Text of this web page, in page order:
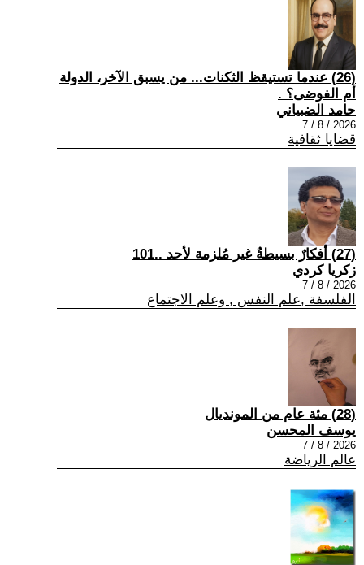
(26) عندما تستيقظ الثكنات... من يسبق الآخر، الدولة
أم الفوضى؟ .
حامد الضبياني
2026 / 8 / 7
قضايا ثقافية
(27) أفكارٌ بسيطةٌ غير مُلزمة لأحد ..101
زكريا كردي
2026 / 8 / 7
الفلسفة ,علم النفس , وعلم الاجتماع
(28) مئة عام من المونديال
يوسف المحسن
2026 / 8 / 7
عالم الرياضة